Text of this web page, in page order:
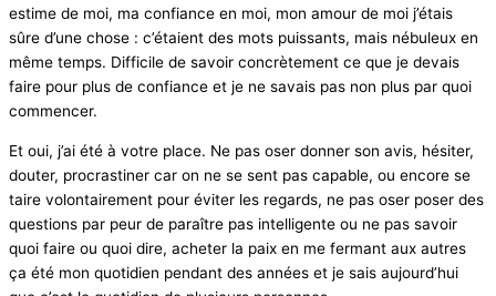
estime de moi, ma confiance en moi, mon amour de moi j’étais
sûre d’une chose : c’étaient des mots puissants, mais nébuleux en
même temps. Difficile de savoir concrètement ce que je devais
faire pour plus de confiance et je ne savais pas non plus par quoi
commencer.
Et oui, j’ai été à votre place. Ne pas oser donner son avis, hésiter,
douter, procrastiner car on ne se sent pas capable, ou encore se
taire volontairement pour éviter les regards, ne pas oser poser des
questions par peur de paraître pas intelligente ou ne pas savoir
quoi faire ou quoi dire, acheter la paix en me fermant aux autres
ça été mon quotidien pendant des années et je sais aujourd’hui